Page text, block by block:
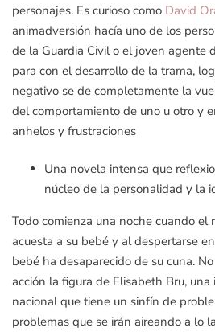
personajes. Es curioso como David
animadversión hacía uno de los
de la Guardia Civil o el joven agente
para con el desarrollo de la trama,
negativo se de completamente la
del comportamiento de uno u otro y
anhelos y frustraciones
Una novela intensa que
núcleo de la personalidad y la
Todo comienza una noche cuando el
acuesta a su bebé y al despertarse
bebé ha desaparecido de su cuna.
acción la figura de Elisabeth Bru,
nacional que tiene un sinfín de
problemas que se irán aireando a lo